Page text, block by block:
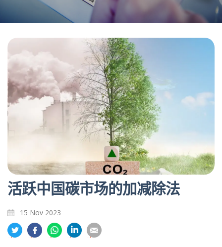
活跃中国碳市场的加减除法
15 Nov 2023
分
享
分
享
分
享
享
享